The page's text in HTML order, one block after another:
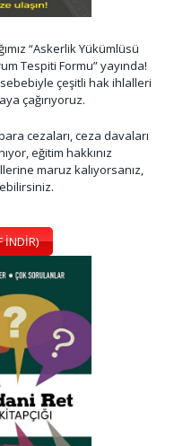
“Askerlik Yükümlüsü
Tespiti Formu” yayında!
çeşitli hak ihlalleri
çağırıyoruz.
cezaları, ceza davaları
eğitim hakkınız
maruz kalıyorsanız,
İNDİR)